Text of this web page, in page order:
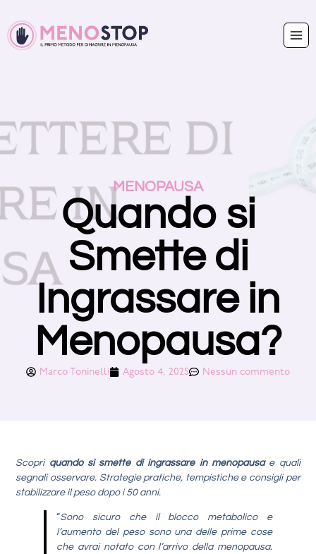
MENOPAUSA
Quando si
Smette di
Ingrassare in
Menopausa?
Marco Toninelli Agosto 4, 2025 Nessun commento
Scopri quando si smette di ingrassare in menopausa e quali
segnali osservare. Strategie pratiche, tempistiche e consigli per
stabilizzare il peso dopo i 50 anni.
“Sono sicuro che il blocco metabolico e
l’aumento del peso sono una delle prime cose
che avrai notato con l’arrivo della menopausa.